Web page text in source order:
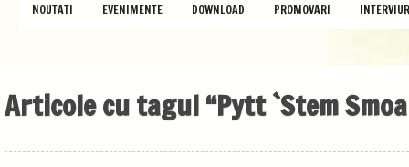
NOUTATI EVENIMENTE DOWNLOAD PROMOVARI
Articole cu tagul “Pytt `Stem